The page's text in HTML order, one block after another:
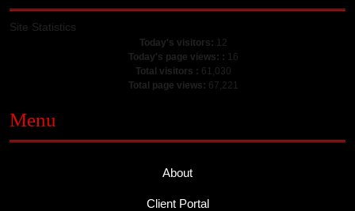
Site Statistics
Today's visitors: 12
Today's page views: : 16
Total visitors : 61,030
Total page views: 67,221
Menu
About
Client Portal